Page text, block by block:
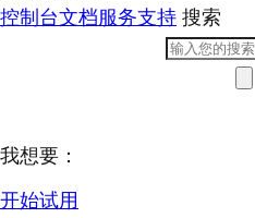
控制台文档服务支持 搜索
我想要：
开始试用